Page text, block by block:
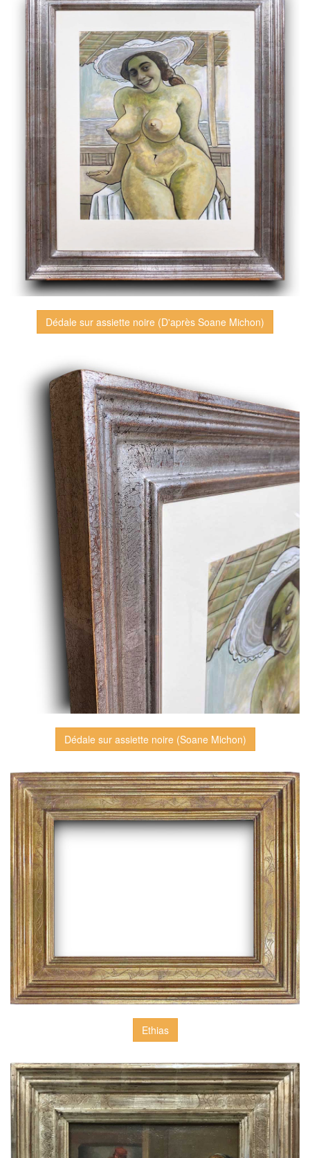
Dédale sur assiette noire (D'après Soane Michon)
Dédale sur assiette noire (Soane Michon)
Ethias